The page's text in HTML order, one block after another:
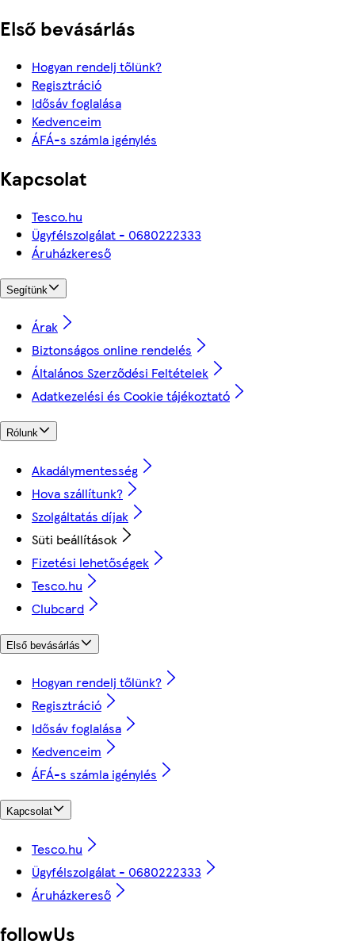
Első bevásárlás
Hogyan rendelj tőlünk?
Regisztráció
Idősáv foglalása
Kedvenceim
ÁFÁ-s számla igénylés
Kapcsolat
Tesco.hu
Ügyfélszolgálat - 0680222333
Áruházkereső
Segítünk
Árak
Biztonságos online rendelés
Általános Szerződési Feltételek
Adatkezelési és Cookie tájékoztató
Rólunk
Akadálymentesség
Hova szállítunk?
Szolgáltatás díjak
Süti beállítások
Fizetési lehetőségek
Tesco.hu
Clubcard
Első bevásárlás
Hogyan rendelj tőlünk?
Regisztráció
Idősáv foglalása
Kedvenceim
ÁFÁ-s számla igénylés
Kapcsolat
Tesco.hu
Ügyfélszolgálat - 0680222333
Áruházkereső
followUs